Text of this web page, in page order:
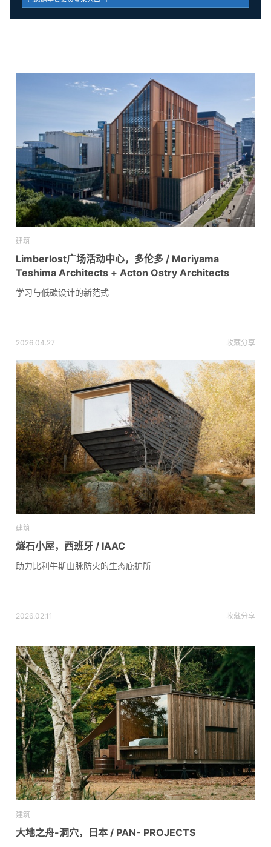
建筑
Limberlost广场活动中心，多伦多 / Moriyama
Teshima Architects + Acton Ostry Architects
学习与低碳设计的新范式
2026.04.27 收藏分享
建筑
燧石小屋，西班牙 / IAAC
助力比利牛斯山脉防火的生态庇护所
2026.02.11 收藏分享
建筑
大地之舟-洞穴，日本 / PAN- PROJECTS